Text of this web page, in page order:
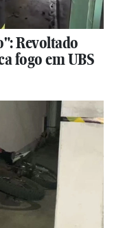
Revoltado
fogo em UBS